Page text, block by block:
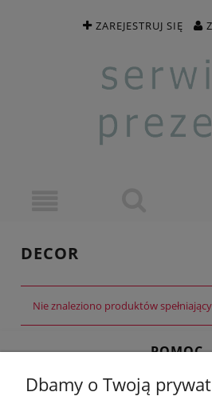
ZAREJESTRUJ SIĘ
DECOR
Nie znaleziono produktów
POMOC
MOJE
Dbamy o Twoją